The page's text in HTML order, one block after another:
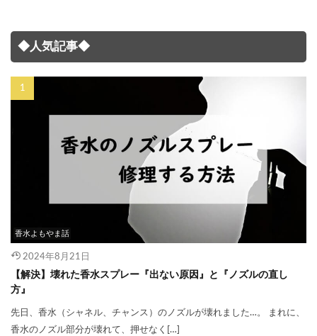
◆人気記事◆
香水よもやま話
2024年8月21日
【解決】壊れた香水スプレー『出ない原因』と『ノズルの直し
方』
先日、香水（シャネル、チャンス）のノズルが壊れました…。 まれに、
香水のノズル部分が壊れて、押せなく[…]